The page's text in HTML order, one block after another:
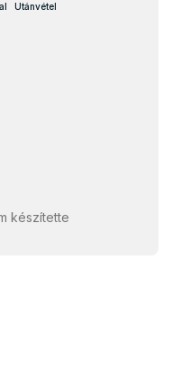
Utánvétel
készítette